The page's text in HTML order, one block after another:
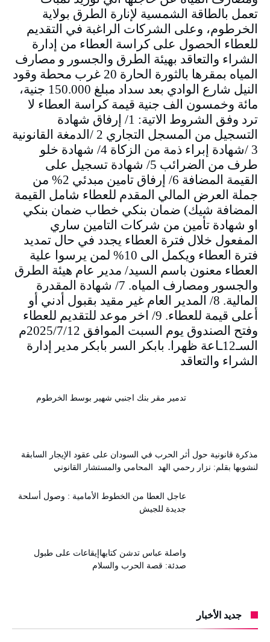
تعمل بالطاقة الشمسية لإنارة الطرق بولاية
الخرطوم، وعلى الشركات الراغبة في التقديم
للعطاء الحصول على كراسة العطاء من إدارة
الشراء والتعاقد بهيئة الطرق والجسور و مصارف
المياه بمقرها بالثورة الحارة 20 غرب محطة وقود
النيل شارع الوادي بعد سداد مبلغ 150.000 جنية،
مائة وخمسون الف جنية قيمة كراسة العطاء لا
ترد وفق الشروط الاتية: 1/ إرفاق شهادة
التسجيل من المسجل التجاري 2 /الدمغة القانونية
3 /شهادة إبراء ذمة من الزكاة 4/ شهادة خلو
طرف من الضرائب 5/ شهادة تسجيل على
القيمة المضافة 6/ إرفاق تامين مبدئي 2% من
جملة العرض المالي المقدم للعطاء شامل القيمة
المضافة شيك) ضمان بنكي خطاب ضمان بنكي
او شهادة تأمين من شركات التامين ساري
المفعول خلال فترة العطاء يجدد في حال تمديد
فترة العطاء ويكمل الى 10% لمن يرسوا علية
العطاء معنون باسم السيد/ مدير عام هيئة الطرق
والجسور ومصارف المياه. 7/ شهادة المقدرة
المالية. 8/ المدير العام غير مقيد بقبول أدني أو
أعلى قيمة للعطاء. 9/ اخر موعد للتقديم للعطاء
وفتح الصندوق يوم السبت الموافق 2025/7/12م
السـ12ـاعة ظهرا. بابكر السر بابكر مدير إدارة
الشراء والتعاقد
تدمير مقر بنك اجنبي شهير بوسط الخرطوم
مذكرة قانونية حول أثر الحرب في السودان على عقود الإيجار السابقة
لنشوبها بقلم: نزار رحمي الهد المحامي والمستشار القانوني
عاجل العطا من الخطوط الأمامية : وصول أسلحة
جديدة للجيش
واصلة عباس تدشن كتابهاإيقاعات على طبول
صدئة: قصة الحرب والسلام
جديد الأخبار